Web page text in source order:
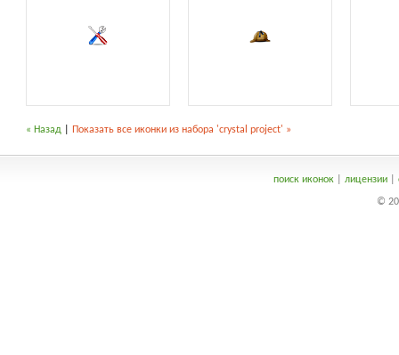
« Назад Показать все иконки из набора 'crystal project' »
поиск иконок| лицензии|
©